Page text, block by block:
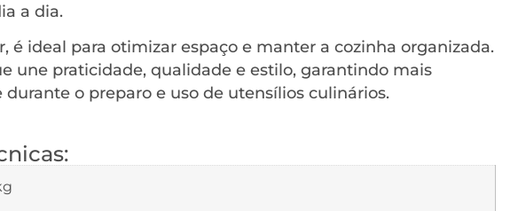
a dia.
é ideal para otimizar espaço e manter a cozinha organizada.
une praticidade, qualidade e estilo, garantindo mais
o preparo e uso de utensílios culinários.